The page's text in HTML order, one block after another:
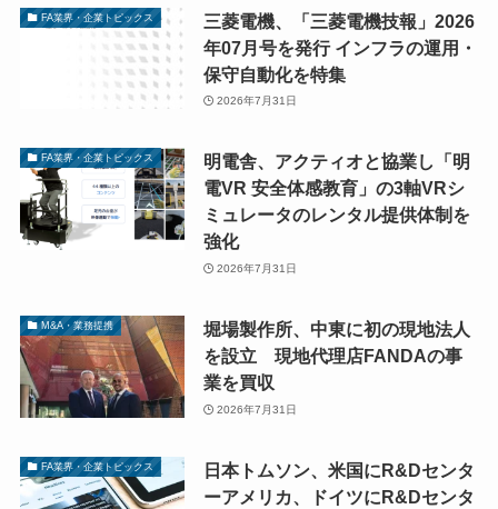
FA業界・企業トピックス
三菱電機、「三菱電機技報」2026
年07月号を発行 インフラの運用・
保守自動化を特集
2026年7月31日
FA業界・企業トピックス
明電舎、アクティオと協業し「明
電VR 安全体感教育」の3軸VRシ
ミュレータのレンタル提供体制を
強化
2026年7月31日
M&A・業務提携
堀場製作所、中東に初の現地法人
を設立 現地代理店FANDAの事
業を買収
2026年7月31日
FA業界・企業トピックス
日本トムソン、米国にR&Dセンタ
ーアメリカ、ドイツにR&Dセンタ